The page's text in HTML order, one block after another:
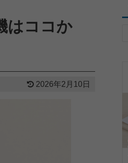
はココか
2026年2月10日